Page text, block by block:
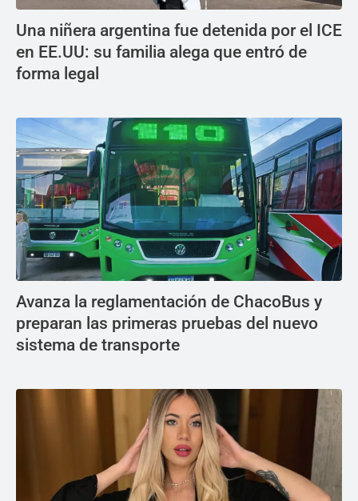
Una niñera argentina fue detenida por el ICE
en EE.UU: su familia alega que entró de
forma legal
Avanza la reglamentación de ChacoBus y
preparan las primeras pruebas del nuevo
sistema de transporte